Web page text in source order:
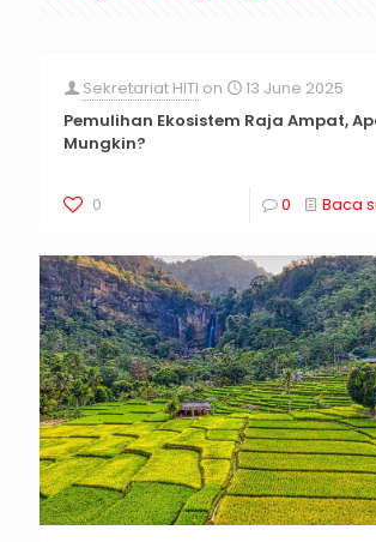
Sekretariat HITI on
13 June 2025
Pemulihan Ekosistem Raja Ampat,
Mungkin?
0 0 Baca